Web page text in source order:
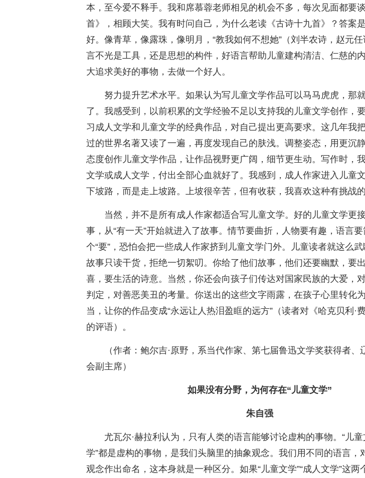
本，至今爱不释手。我和席慕蓉老师相见的机会不多，每次见面都要
首》，相顾大笑。我有时问自己，为什么老读《古诗十九首》？答案
好。像青草，像露珠，像明月，“教我如何不想她”（刘半农诗，赵元
言不光是工具，还是思想的构件，好语言帮助儿童建构清洁、仁慈的
大追求美好的事物，去做一个好人。
努力提升艺术水平。如果认为写儿童文学作品可以马马虎虎，那
了。我感受到，以前积累的文学经验不足以支持我的儿童文学创作，
习成人文学和儿童文学的经典作品，对自己提出更高要求。这几年我
过的世界名著又读了一遍，再度发现自己的肤浅。调整姿态，用更沉
态度创作儿童文学作品，让作品视野更广阔，细节更生动。写作时，
文学或成人文学，付出全部心血就好了。我感到，成人作家进入儿童
下坡路，而是走上坡路。上坡很辛苦，但有收获，我喜欢这种有挑战的
当然，并不是所有成人作家都适合写儿童文学。好的儿童文学更
事，从“有一天”开始就进入了故事。情节要曲折，人物要有趣，语言
个“要”，恐怕会把一些成人作家挤到儿童文学门外。儿童读者就这么
故事只读干货，拒绝一切絮叨。你给了他们故事，他们还要幽默，要
喜，要生活的诗意。当然，你还会向孩子们传达对国家民族的大爱，
判定，对善恶美丑的考量。你送出的这些文字雨露，在孩子心里转化
当，让你的作品变成“永远让人热泪盈眶的远方”（读者对《哈克贝利·
的评语）。
（作者：鲍尔吉·原野，系当代作家、第七届鲁迅文学奖获得者、
会副主席）
如果没有分野，为何存在“儿童文学”
朱自强
尤瓦尔·赫拉利认为，只有人类的语言能够讨论虚构的事物。“儿童
学”都是虚构的事物，是我们头脑里的抽象观念。我们用不同的语言，
观念作出命名，这本身就是一种区分。如果“儿童文学”“成人文学”这两